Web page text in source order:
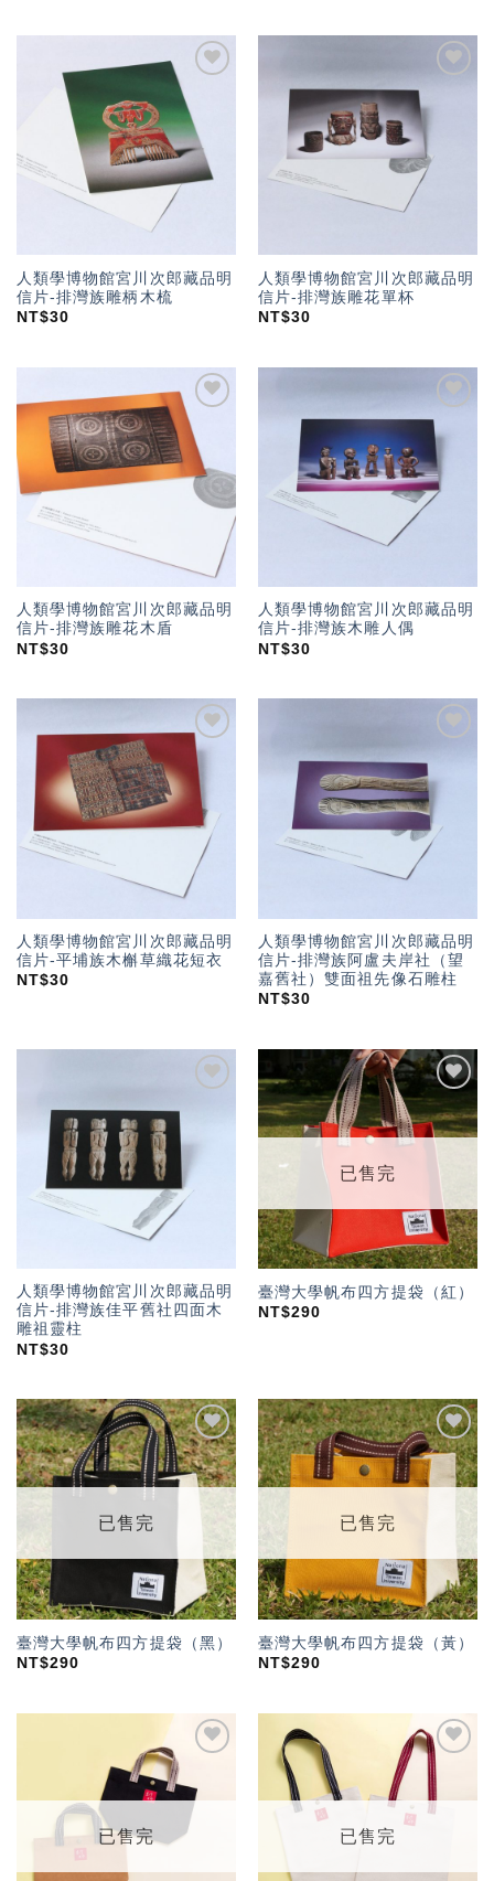
單」
人類學博物館宮川次郎藏品明
信片-排灣族雕柄木梳
NT$30
人類學博物館宮川次郎藏品明
信片-排灣族雕花單杯
NT$30
望輕
單」
人類學博物館宮川次郎藏品明
信片-排灣族雕花木盾
NT$30
「願
人類學博物館宮川次郎藏品明
信片-排灣族木雕人偶
NT$30
加入
「願
望輕
單」
人類學博物館宮川次郎藏品明
信片-平埔族木槲草織花短衣
NT$30
人類學博物館宮川次郎藏品明
信片-排灣族阿盧夫岸社（望
嘉舊社）雙面祖先像石雕柱
NT$30
人類學博物館宮川次郎藏品明
信片-排灣族佳平舊社四面木
雕祖靈柱
NT$30
加入
「願
望輕
已售完
臺灣大學帆布四方提袋（紅）
NT$290
加入
「願
望輕
已售完
臺灣大學帆布四方提袋（黑）
NT$290
加入
「願
望輕
已售完
臺灣大學帆布四方提袋（黃）
NT$290
望輕
已售完
望輕
已售完